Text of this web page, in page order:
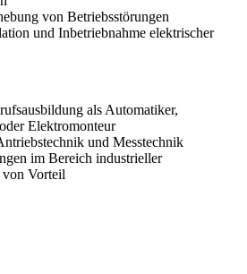
von Betriebsstörungen
und Inbetriebnahme elektrischer
als Automatiker,
Elektromonteur
und Messtechnik
im Bereich industrieller
von Vorteil